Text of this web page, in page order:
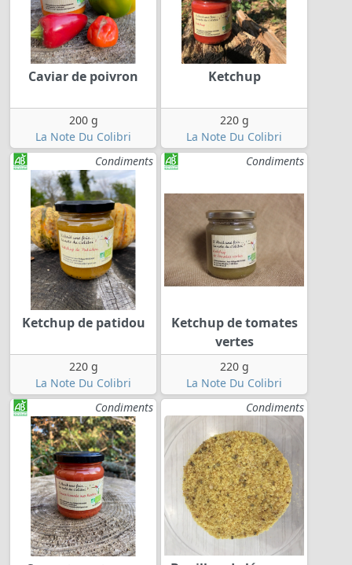
Caviar de poivron
200 g
La Note Du Colibri
Ketchup
220 g
La Note Du Colibri
Condiments
Ketchup de patidou
220 g
La Note Du Colibri
Condiments
Ketchup de tomates
vertes
220 g
La Note Du Colibri
Condiments
Condiments